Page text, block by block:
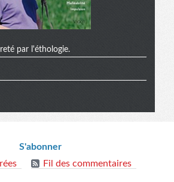
par l'éthologie.
S'abonner
Fil des commentaires